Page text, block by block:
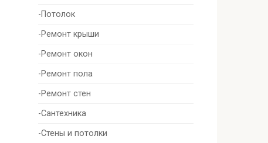
-Потолок
-Ремонт крыши
-Ремонт окон
-Ремонт пола
-Ремонт стен
-Сантехника
-Стены и потолки